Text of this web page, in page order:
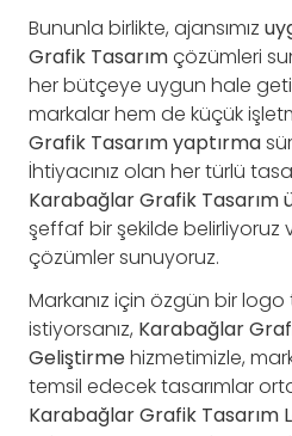
Bununla birlikte, ajansımız
Grafik Tasarımçözümleri
her bütçeye uygun hale
markalar hem de küçük
Grafik Tasarım yaptırma
İhtiyacınız olan her türlü
Karabağlar Grafik Tasarım
şeffaf bir şekilde belirliyoruz
çözümler sunuyoruz.
Markanız için özgün bir logo
istiyorsanız, Karabağlar
Geliştirmehizmetimizle,
temsil edecek tasarımlar
Karabağlar Grafik Tasarım